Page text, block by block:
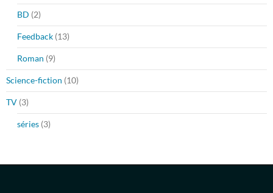
BD (2)
Feedback (13)
Roman (9)
Science-fiction (10)
TV (3)
séries (3)